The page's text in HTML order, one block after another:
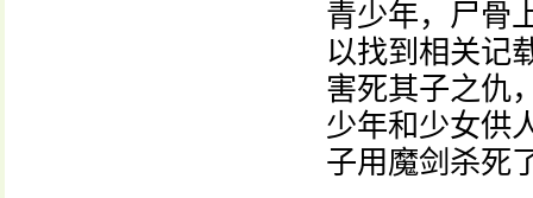
青少年，尸骨
以找到相关记
害死其子之仇
少年和少女供
子用魔剑杀死